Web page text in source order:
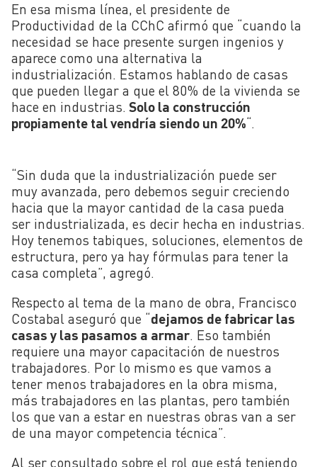
En esa misma línea, el presidente de
Productividad de la CChC afirmó que “cuando la
necesidad se hace presente surgen ingenios y
aparece como una alternativa la
industrialización. Estamos hablando de casas
que pueden llegar a que el 80% de la vivienda se
hace en industrias. Solo la construcción
propiamente tal vendría siendo un 20%“.
“Sin duda que la industrialización puede ser
muy avanzada, pero debemos seguir creciendo
hacia que la mayor cantidad de la casa pueda
ser industrializada, es decir hecha en industrias.
Hoy tenemos tabiques, soluciones, elementos de
estructura, pero ya hay fórmulas para tener la
casa completa”, agregó.
Respecto al tema de la mano de obra, Francisco
Costabal aseguró que “dejamos de fabricar las
casas y las pasamos a armar. Eso también
requiere una mayor capacitación de nuestros
trabajadores. Por lo mismo es que vamos a
tener menos trabajadores en la obra misma,
más trabajadores en las plantas, pero también
los que van a estar en nuestras obras van a ser
de una mayor competencia técnica”.
Al ser consultado sobre el rol que está teniendo